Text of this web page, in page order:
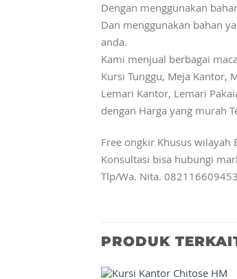
Dengan menggunakan
Dan menggunakan bahan
anda.
Kami menjual berbagai
Kursi Tunggu, Meja Kantor,
Lemari Kantor, Lemari
dengan Harga yang murah
Free ongkir Khusus wilayah
Konsultasi bisa hubungi
Tlp/Wa. Nita. 082116609453
PRODUK